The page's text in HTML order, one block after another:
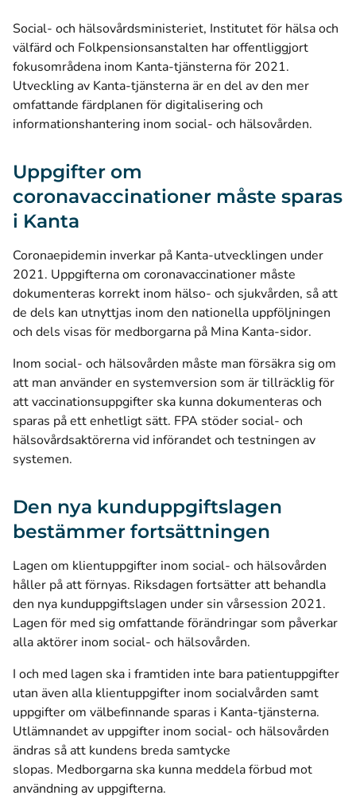
Social- och hälsovårdsministeriet, Institutet för hälsa och
välfärd och Folkpensionsanstalten har offentliggjort
fokusområdena inom Kanta-tjänsterna för 2021.
Utveckling av Kanta-tjänsterna är en del av den mer
omfattande färdplanen för digitalisering och
informationshantering inom social- och hälsovården.
Uppgifter om
coronavaccinationer måste sparas
i Kanta
Coronaepidemin inverkar på Kanta-utvecklingen under
2021. Uppgifterna om coronavaccinationer måste
dokumenteras korrekt inom hälso- och sjukvården, så att
de dels kan utnyttjas inom den nationella uppföljningen
och dels visas för medborgarna på Mina Kanta-sidor.
Inom social- och hälsovården måste man försäkra sig om
att man använder en systemversion som är tillräcklig för
att vaccinationsuppgifter ska kunna dokumenteras och
sparas på ett enhetligt sätt. FPA stöder social- och
hälsovårdsaktörerna vid införandet och testningen av
systemen.
Den nya kunduppgiftslagen
bestämmer fortsättningen
Lagen om klientuppgifter inom social- och hälsovården
håller på att förnyas. Riksdagen fortsätter att behandla
den nya kunduppgiftslagen under sin vårsession 2021.
Lagen för med sig omfattande förändringar som påverkar
alla aktörer inom social- och hälsovården.
I och med lagen ska i framtiden inte bara patientuppgifter
utan även alla klientuppgifter inom socialvården samt
uppgifter om välbefinnande sparas i Kanta-tjänsterna.
Utlämnandet av uppgifter inom social- och hälsovården
ändras så att kundens breda samtycke
slopas. Medborgarna ska kunna meddela förbud mot
användning av uppgifterna.